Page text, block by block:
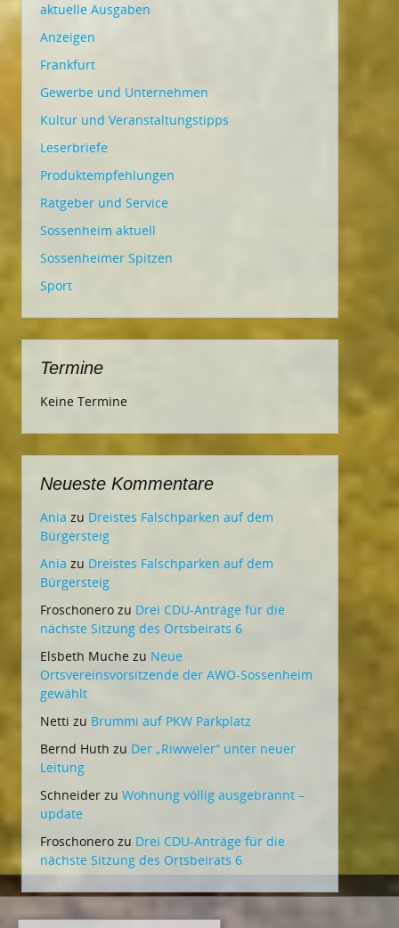
aktuelle Ausgaben
Anzeigen
Frankfurt
Gewerbe und Unternehmen
Kultur und Veranstaltungstipps
Leserbriefe
Produktempfehlungen
Ratgeber und Service
Sossenheim aktuell
Sossenheimer Spitzen
Sport
Termine
Keine Termine
Neueste Kommentare
Ania zu Dreistes Falschparken auf dem
Bürgersteig
Ania zu Dreistes Falschparken auf dem
Bürgersteig
Froschonero zu Drei CDU-Anträge für die
nächste Sitzung des Ortsbeirats 6
Elsbeth Muche zu Neue
Ortsvereinsvorsitzende der AWO-Sossenheim
gewählt
Netti zu Brummi auf PKW Parkplatz
Bernd Huth zu Der „Riwweler“ unter neuer
Leitung
Schneider zu Wohnung völlig ausgebrannt –
update
Froschonero zu Drei CDU-Anträge für die
nächste Sitzung des Ortsbeirats 6